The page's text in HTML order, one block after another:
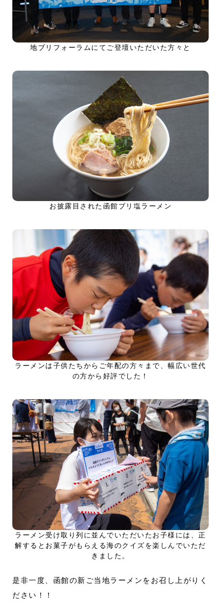
地ブリフォーラムにてご登壇いただいた方々と
お披露目された函館ブリ塩ラーメン
ラーメンは子供たちからご年配の方々まで、幅広い世代
の方から好評でした！
ラーメン受け取り列に並んでいただいたお子様には、正
解するとお菓子がもらえる海のクイズを楽しんでいただ
きました。
是非一度、函館の新ご当地ラーメンをお召し上がりく
ださい！！